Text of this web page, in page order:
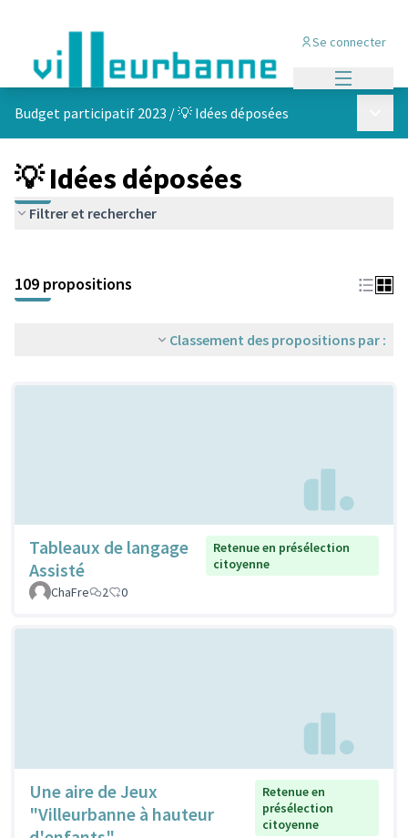
Se connecter
Budget participatif 2023 /💡 Idées déposées
💡 Idées déposées
Filtrer et rechercher
+
−
109 propositions
Classement des propositions par :
Tableaux de langage
Assisté
Retenue en présélection
citoyenne
ChaFre
2 0
Une aire de Jeux
"Villeurbanne à hauteur
Retenue en
présélection
citoyenne